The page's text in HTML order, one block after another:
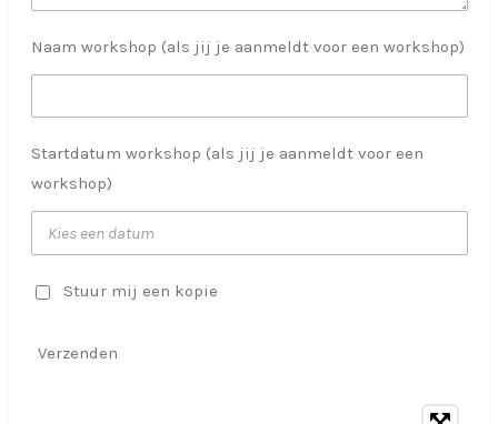
Naam workshop (als jij je aanmeldt voor een workshop)
Startdatum workshop (als jij je aanmeldt voor een
workshop)
Stuur mij een kopie
Verzenden